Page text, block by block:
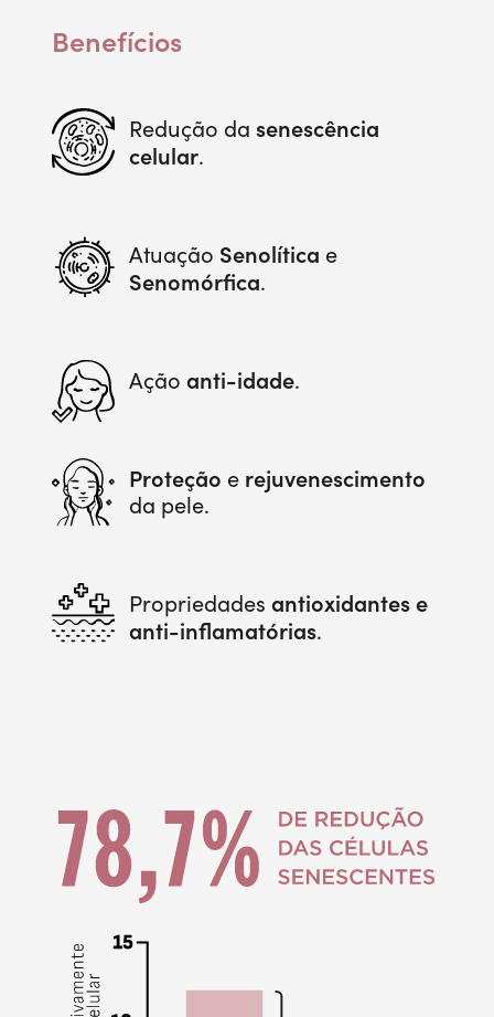
Benefícios
Redução da senescência
celular.
Atuação Senolítica e
Senomórfica.
Ação anti-idade.
Proteção e rejuvenescimento
da pele.
Propriedades antioxidantes e
anti-inflamatórias.